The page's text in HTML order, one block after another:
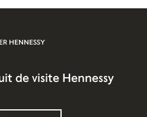
HENNESSY
de visite Hennessy